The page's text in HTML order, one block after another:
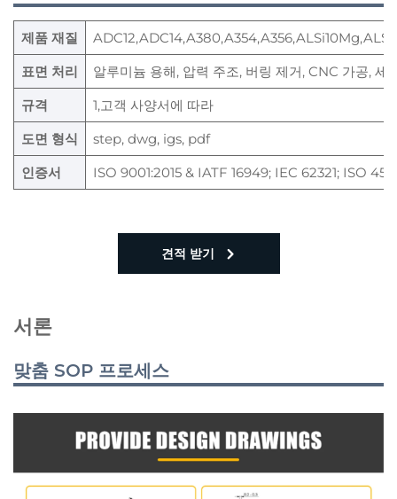
제품 재질
표면 처리
알루미늄 용해, 압력 주조, 버링 제거, CNC 가공, 세
규격
1,고객 사양서에 따라
도면 형식
step, dwg, igs, pdf
인증서
ISO 9001:2015 & IATF 16949; IEC 62321; ISO
견적 받기
서론
맞춤 SOP 프로세스